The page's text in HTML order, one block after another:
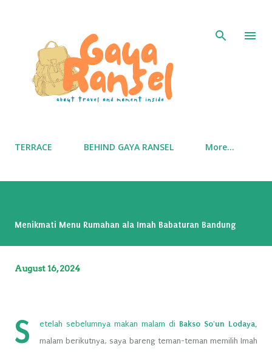
TERRACE BEHIND GAYA RANSEL More…
Menikmati Menu Rumahan ala Imah Babaturan Bandung
August 16, 2024
S etelah sebelumnya makan malam di Bakso So'un Lodaya,
malam berikutnya, saya bareng teman-teman memilih Imah